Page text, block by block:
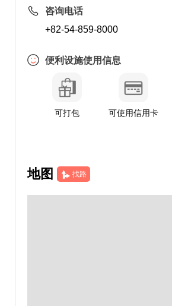
咨询电话
+82-54-859-8000
便利设施使用信息
可打包 可使用信用卡
地图 找路